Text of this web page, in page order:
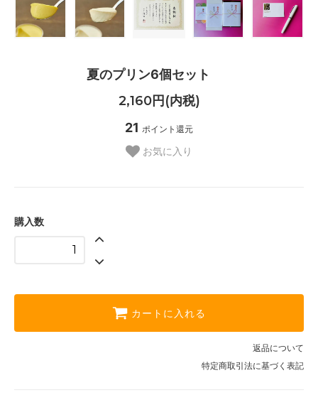
夏のプリン6個セット
2,160円(内税)
21 ポイント還元
お気に入り
購入数
カートに入れる
返品について
特定商取引法に基づく表記